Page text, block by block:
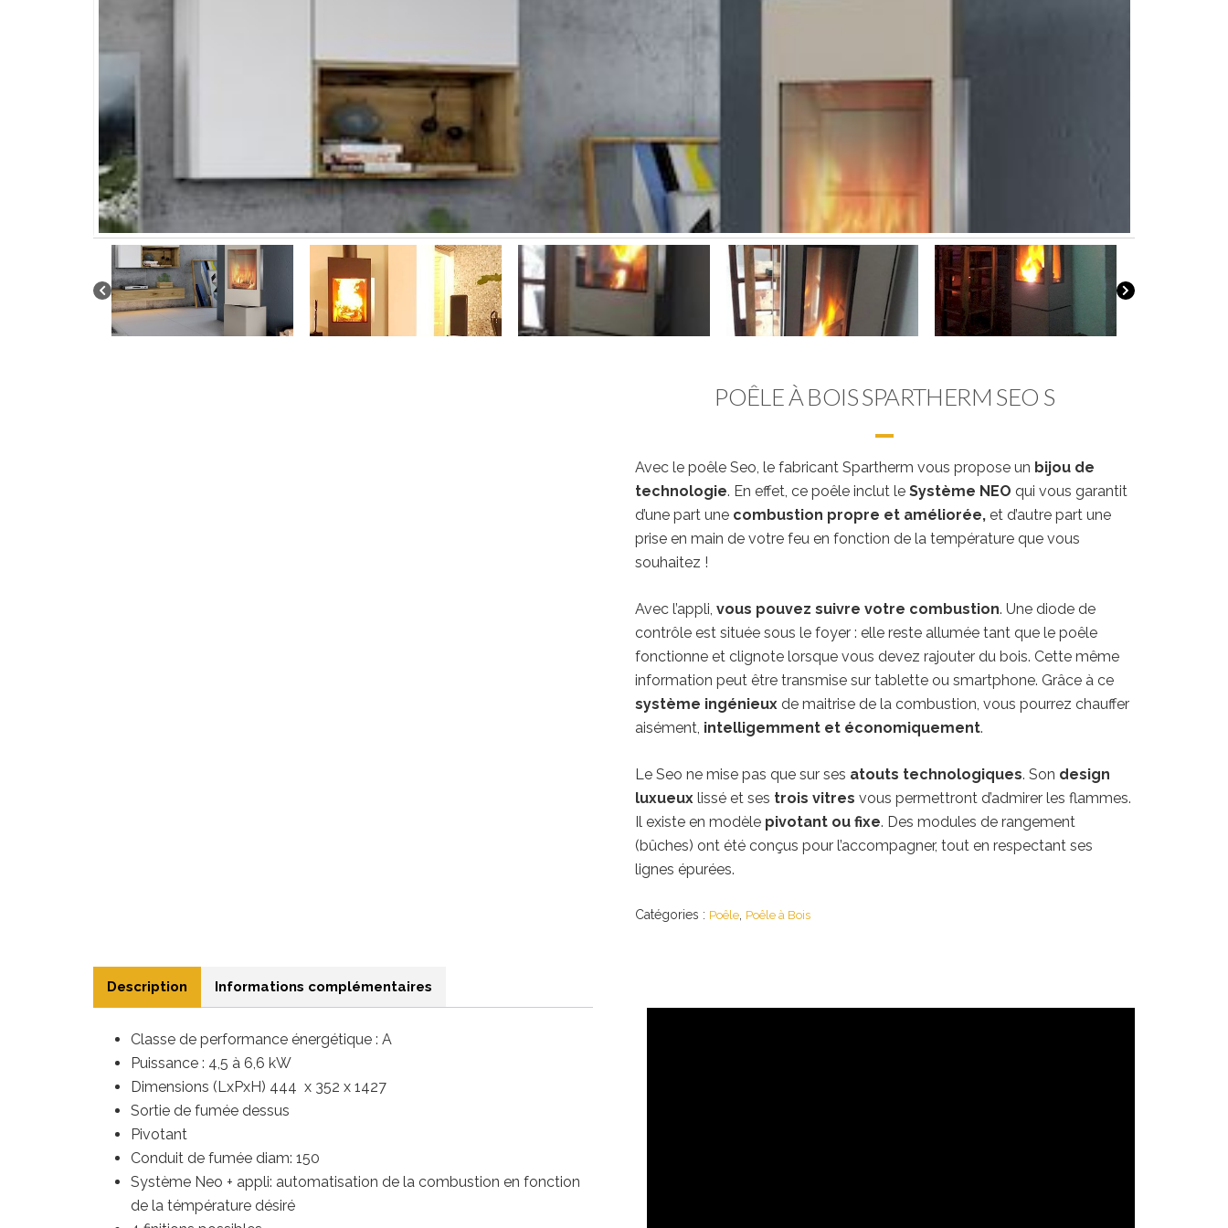
POÊLE À BOIS SPARTHERM SEO S
Avec le poêle Seo, le fabricant Spartherm vous propose un bijou de
technologie. En effet, ce poêle inclut le Système NEO qui vous garantit
d’une part une combustion propre et améliorée,et d’autre part une
prise en main de votre feu en fonction de la température que vous
souhaitez !
Avec l’appli, vous pouvez suivre votre combustion. Une diode de
contrôle est située sous le foyer : elle reste allumée tant que le poêle
fonctionne et clignote lorsque vous devez rajouter du bois. Cette même
information peut être transmise sur tablette ou smartphone. Grâce à ce
système ingénieux de maitrise de la combustion, vous pourrez chauffer
aisément, intelligemment et économiquement.
Le Seo ne mise pas que sur ses atouts technologiques. Son design
luxueuxlissé et ses trois vitres vous permettront d’admirer les flammes.
Il existe en modèle pivotant ou fixe. Des modules de rangement
(bûches) ont été conçus pour l’accompagner, tout en respectant ses
lignes épurées.
Catégories : Poêle, Poêle à Bois
Description Informations complémentaires
Classe de performance énergétique : A
Puissance : 4,5 à 6,6 kW
Dimensions (LxPxH) 444 x 352 x 1427
Sortie de fumée dessus
Pivotant
Conduit de fumée diam: 150
Système Neo + appli: automatisation de la combustion en fonction
de la témpérature désiré